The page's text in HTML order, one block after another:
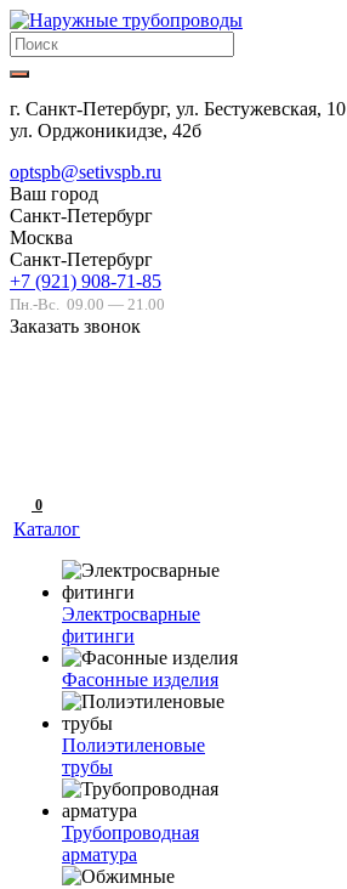
г. Санкт-Петербург, ул. Бестужевская, 10
ул. Орджоникидзе, 42б
optspb@setivspb.ru
Ваш город
Санкт-Петербург
Москва
Санкт-Петербург
+7 (921) 908-71-85
Пн.-Вс. 09.00 — 21.00
Заказать звонок
0
Каталог
Электросварные
фитинги
Фасонные изделия
Полиэтиленовые
трубы
Трубопроводная
арматура